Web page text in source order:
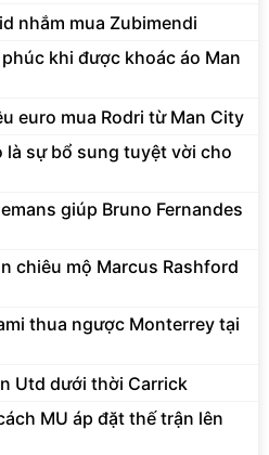
nhắm mua Zubimendi
khi được khoác áo Man
euro mua Rodri từ Man City
là sự bổ sung tuyệt vời cho
giúp Bruno Fernandes
chiêu mộ Marcus Rashford
thua ngược Monterrey tại
Utd dưới thời Carrick
MU áp đặt thế trận lên